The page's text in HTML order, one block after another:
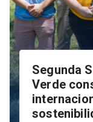
Segunda
Verde